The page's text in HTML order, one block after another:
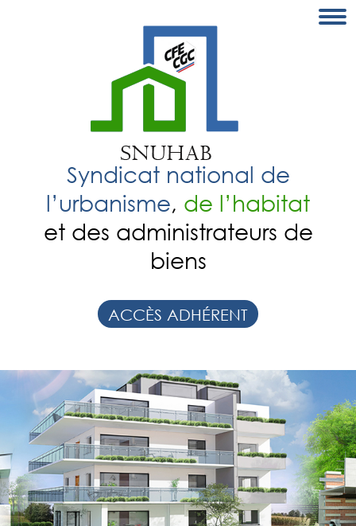
Syndicat national de
l’urbanisme, de l’habitat
et des administrateurs de
biens
ACCÈS ADHÉRENT